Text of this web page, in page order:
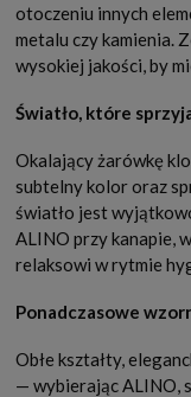
otoczeniu innych
metalu czy kamienia.
wysokiej jakości, by
Światło, które
Okalający żarówkę
subtelny kolor oraz
światło jest
ALINO przy kanapie,
relaksowi w rytmie
Ponadczasowe
Obłe kształty,
— wybierając ALINO,